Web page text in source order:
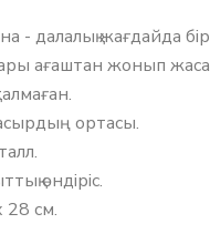
- далалық жағдайда
ағаштан жонып
ортасы.
өндіріс.
28 см.